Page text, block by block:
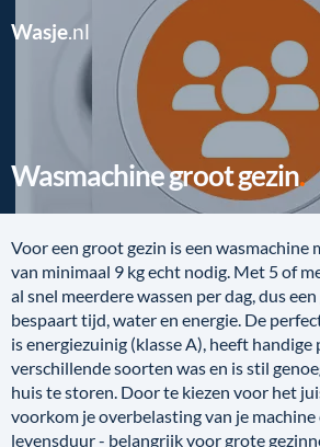
Wasje.nl
Wasmachine groot gezin
Voor een groot gezin is een wasmachine
van minimaal 9 kg echt nodig. Met 5 of
al snel meerdere wassen per dag, dus
bespaart tijd, water en energie. De
is energiezuinig (klasse A), heeft
verschillende soorten was en is stil
huis te storen. Door te kiezen voor het
voorkom je overbelasting van je machine
levensduur - belangrijk voor grote